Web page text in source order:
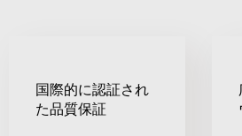
国際的に認証され
た品質保証